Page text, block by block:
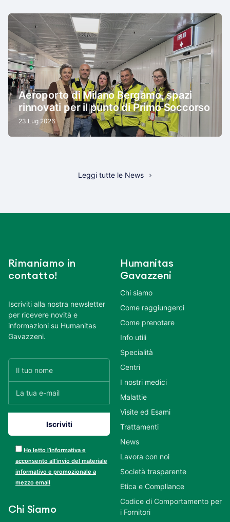
Aeroporto di Milano Bergamo, spazi
rinnovati per il punto di Primo Soccorso
23 Lug 2026
Leggi tutte le News
Rimaniamo in
contatto!
Iscriviti alla nostra newsletter
per ricevere novità e
informazioni su Humanitas
Gavazzeni.
Ho letto l’informativa e
acconsento all’invio del materiale
informativo e promozionale a
mezzo email
Chi Siamo
Humanitas
Gavazzeni
Chi siamo
Come raggiungerci
Come prenotare
Info utili
Specialità
Centri
I nostri medici
Malattie
Visite ed Esami
Trattamenti
News
Lavora con noi
Società trasparente
Etica e Compliance
Codice di Comportamento per
i Fornitori